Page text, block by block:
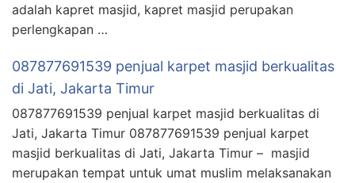
adalah kapret masjid, kapret masjid perupakan
perlengkapan …
087877691539 penjual karpet masjid berkualitas
di Jati, Jakarta Timur
087877691539 penjual karpet masjid berkualitas di
Jati, Jakarta Timur 087877691539 penjual karpet
masjid berkualitas di Jati, Jakarta Timur – masjid
merupakan tempat untuk umat muslim melaksanakan